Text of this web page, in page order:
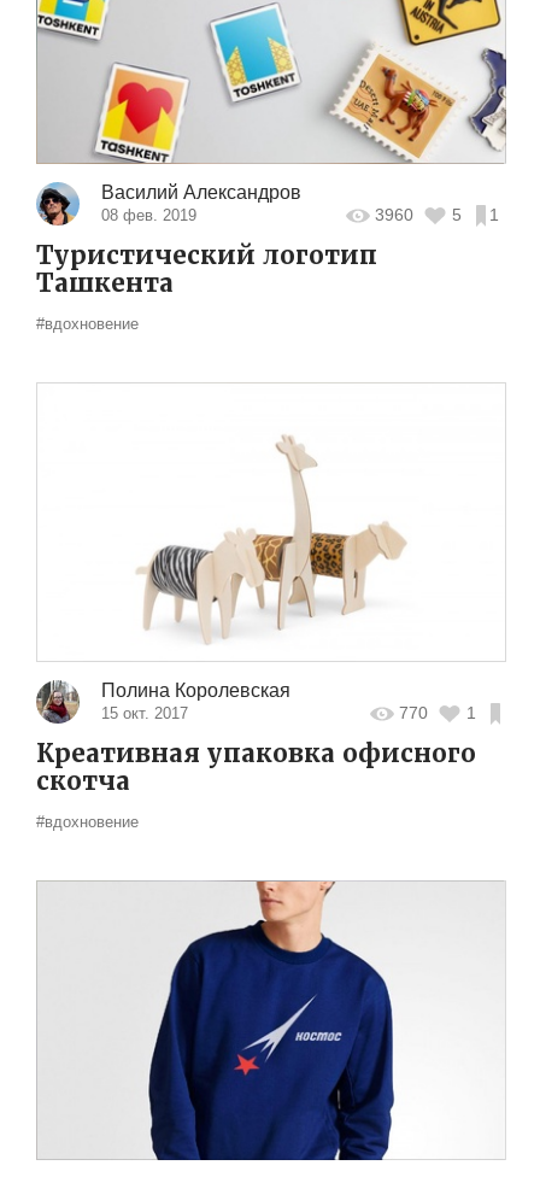
Василий Александров
08 фев. 2019 3960 5 1
Туристический логотип
Ташкента
#вдохновение
Полина Королевская
15 окт. 2017 770 1
Креативная упаковка офисного
cкотча
#вдохновение